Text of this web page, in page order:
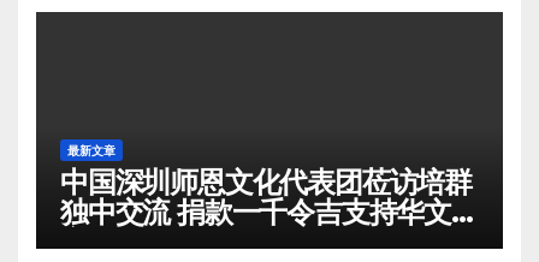
最新文章
中国深圳师恩文化代表团莅访培群
独中交流 捐款一千令吉支持华文教
育